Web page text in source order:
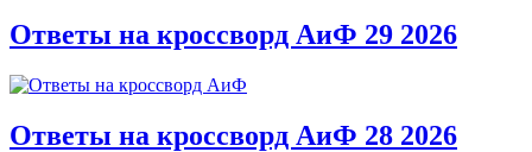
Ответы на кроссворд АиФ 29 2026
Ответы на кроссворд АиФ 28 2026